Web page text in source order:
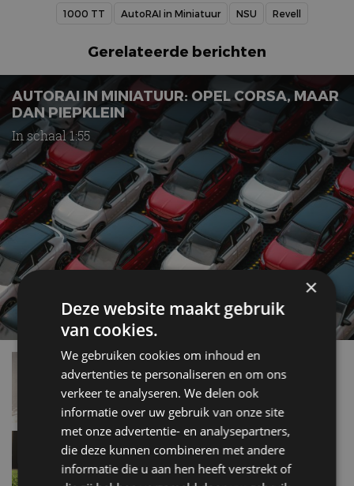
1000 TT AutoRAI in Miniatuur NSU Revell
Gerelateerde berichten
AUTORAI IN MINIATUUR: OPEL CORSA, MAAR
DAN PIEPKLEIN
In schaal 1:55
AutoRAI in Miniatuur: Avanti van Mikansue
nov 2019
AutoRAI in Miniatuur: Ford Taunus 17M van
Politoys
nov 2019
×
Deze website maakt gebruik
van cookies.
We gebruiken cookies om inhoud en
advertenties te personaliseren en om ons
verkeer te analyseren. We delen ook
informatie over uw gebruik van onze site
met onze advertentie- en analysepartners,
die deze kunnen combineren met andere
informatie die u aan hen heeft verstrekt of